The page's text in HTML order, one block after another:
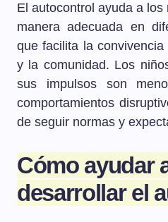
El autocontrol ayuda a
manera adecuada en
que facilita la
y la comunidad. Los
sus impulsos son
comportamientos
de seguir normas y
Cómo ayudar
desarrollar el